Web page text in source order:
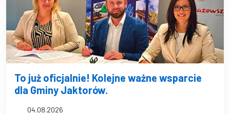
To już oficjalnie! Kolejne ważne wsparcie
dla Gminy Jaktorów.
04.08.2026